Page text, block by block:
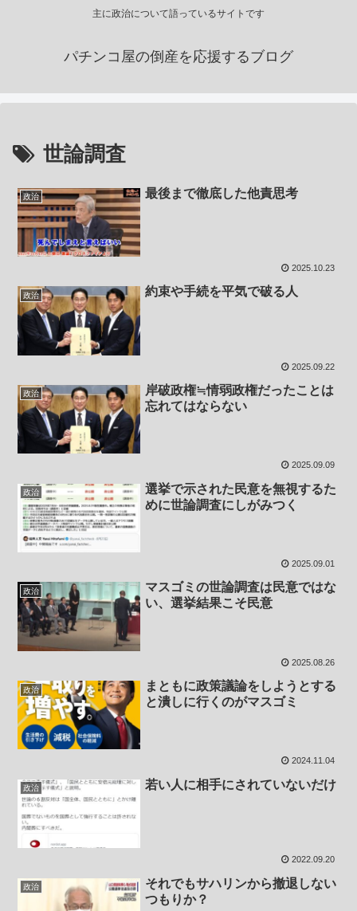
主に政治について語っているサイトです
パチンコ屋の倒産を応援するブログ
世論調査
政治 最後まで徹底した他責思考
2025.10.23
政治 約束や手続を平気で破る人
2025.09.22
政治
岸破政権≒情弱政権だったことは
忘れてはならない
2025.09.09
政治
選挙で示された民意を無視するた
めに世論調査にしがみつく
2025.09.01
政治
マスゴミの世論調査は民意ではな
い、選挙結果こそ民意
2025.08.26
政治
まともに政策議論をしようとする
と潰しに行くのがマスゴミ
2024.11.04
政治 若い人に相手にされていないだけ
2022.09.20
政治
それでもサハリンから撤退しない
つもりか？